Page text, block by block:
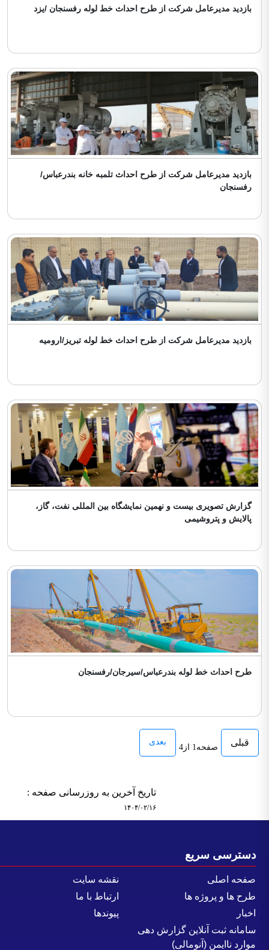
بازدید مدیرعامل شرکت از طرح احداث خط لوله رفسنجان /یزد
بازدید مدیرعامل شرکت از طرح احداث تلمبه خانه بندرعباس/
رفسنجان
بازدید مدیرعامل شرکت از طرح احداث خط لوله تبریز/ارومیه
گزارش تصویری بیست و نهمین نمایشگاه بین المللی نفت، گاز،
پالایش و پتروشیمی
طرح احداث خط لوله بندرعباس/سیرجان/رفسنجان
قبلی صفحه1 از4
بعدی
تاریخ آخرین به روزرسانی صفحه :
۱۴۰۴/۰۲/۱۶
سریع
اصلی
ها و پروژه ها
ثبت آنلاین گزارش دهی
ناایمن (آنومالی)
نقشه سایت
ارتباط با ما
پیوندها